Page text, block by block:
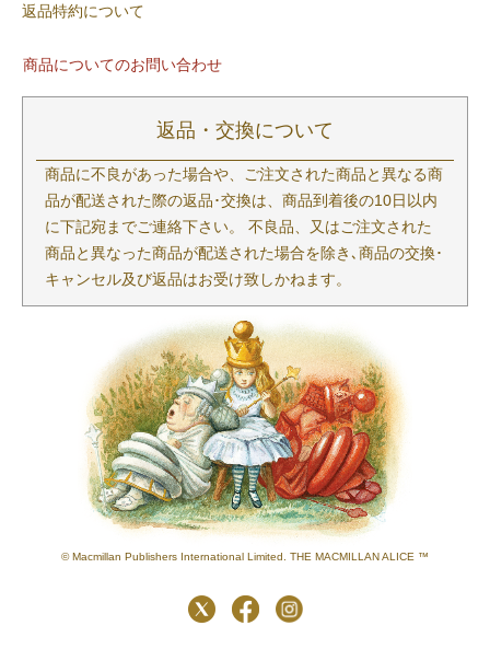
返品特約について
商品についてのお問い合わせ
返品・交換について
商品に不良があった場合や、ご注文された商品と異なる商
品が配送された際の返品･交換は、商品到着後の10日以内
に下記宛までご連絡下さい。 不良品、又はご注文された
商品と異なった商品が配送された場合を除き､商品の交換･
キャンセル及び返品はお受け致しかねます。
© Macmillan Publishers International Limited. THE MACMILLAN ALICE ™